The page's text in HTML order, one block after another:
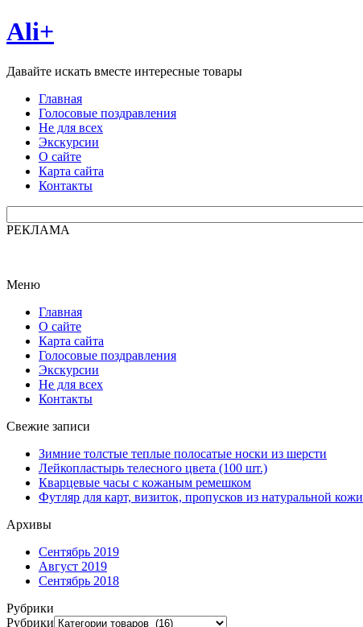
Ali+
Давайте искать вместе интересные товары
Главная
Голосовые поздравления
Не для всех
Экскурсии
О сайте
Карта сайта
Контакты
РЕКЛАМА
Меню
Главная
О сайте
Карта сайта
Голосовые поздравления
Экскурсии
Не для всех
Контакты
Свежие записи
Зимние толстые теплые полосатые носки из шерсти
Лейкопластырь телесного цвета (100 шт.)
Кварцевые часы с кожаным ремешком
Футляр для карт, визиток, пропусков из натуральной кожи
Архивы
Сентябрь 2019
Август 2019
Сентябрь 2018
Рубрики
Рубрики